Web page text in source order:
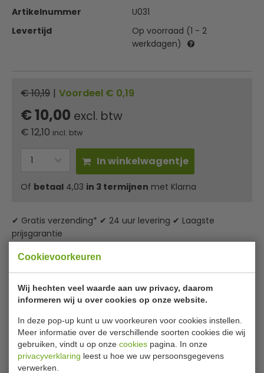
Cookievoorkeuren
Wij hechten veel waarde aan uw privacy, daarom
informeren wij u over cookies op onze website.
In deze pop-up kunt u uw voorkeuren voor cookies instellen.
Meer informatie over de verschillende soorten cookies die wij
gebruiken, vindt u op onze cookies pagina. In onze
privacyverklaring leest u hoe we uw persoonsgegevens
verwerken.
Artikelnummer
U031
Levertijd
Op voorraad (1 - 2
werkdagen)
€ 10,19 | Voordeel € 0,19
€ 10,00 excl. btw
€ 12,10 incl. btw
In winkelwagentje
Of betaal 4,03 in 3 termijnen met Klarna
✔ Gratis verzending* ✔ 24 uur levering ✔ Laagste
prijsgarantie
Vogue RVS bak- visspaan
Deze bak- en visspaan van Vogue is zeer veelzijdig en
handig en een aanwinst voor iedere keuken. Het blad is
10cm breed en kan gebruikt worden voor het keren en
serveren van voedsel, vooral kleinere items. Hij is voorzien
van een lang, ergonomisch, houten handvat zodat u uw
handen niet kan branden.